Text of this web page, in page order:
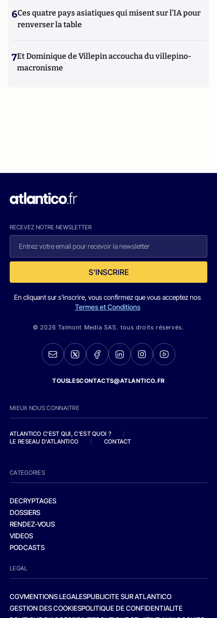
6Ces quatre pays asiatiques qui misent sur l’IA pour
renverser la table
7Et Dominique de Villepin accoucha du villepino-
macronisme
RECEVEZ NOTRE NEWSLETTER
S'INSCRIRE
En cliquant sur s'inscrire, vous confirmez que vous acceptez nos
Termes et Conditions
© 2026 Talmont Media SAS. tous droits réservés.
TOUSLESCONTACTS@ATLANTICO.FR
MIEUX NOUS CONNAITRE
ATLANTICO C'EST QUI, C'EST QUOI ?
/
LE RESEAU D'ATLANTICO
/ CONTACT
CATEGORIES
DECRYPTAGES
DOSSIERS
RENDEZ-VOUS
VIDEOS
PODCASTS
LEGAL
CGVMENTIONS LEGALESPUBLICITE SUR ATLANTICO
GESTION DES COOKIESPOLITIQUE DE CONFIDENTIALITE